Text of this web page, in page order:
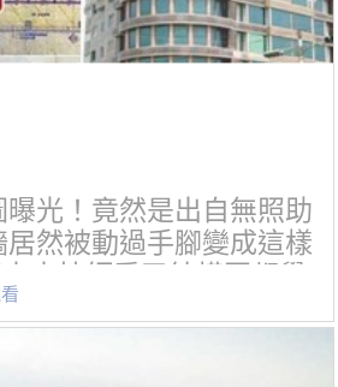
光！竟然是出自無照助
然被動過手腳變成這樣
木技師看了結構圖都覺